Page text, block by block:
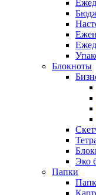
Блокноты
Эко
Папки